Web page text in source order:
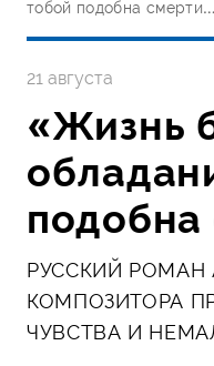
тобой подобна
21 августа
«Жизнь
РУССКИЙ РОМАН
КОМПОЗИТОРА
ЧУВСТВА И